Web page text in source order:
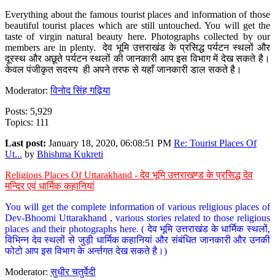
Everything about the famous tourist places and information of those
beautiful tourist places which are still untouched. You will get the
taste of virgin natural beauty here. Photographs collected by our
members are in plenty. देव भूमि उत्तराखंड के प्रसिद्ध पर्यटन स्थलों और
दूरस्थ और अछूते पर्यटन स्थलों की जानकारी आप इस विभाग में देख सकते है।
केवल पंजीकृत सदस्य ही अपने तरफ से यहाँ जानकारी डाल सकते है।
Moderator:विनोद सिंह गढ़िया
Posts: 5,929
Topics: 111
Last post: January 18, 2020, 06:08:51 PM Re: Tourist Places Of
Ut... by Bhishma Kukreti
Religious Places Of Uttarakhand - देव भूमि उत्तराखण्ड के प्रसिद्ध देव
मन्दिर एवं धार्मिक कहानियां
You will get the complete information of various religious places of
Dev-Bhoomi Uttarakhand , various stories related to those religious
places and their photographs here. ( देव भूमि उत्तराखंड के धार्मिक स्थलों,
विभिन्न देव स्थलों से जुड़ी धार्मिक कहानियां और संबंधित जानकारी और उनकी
फोटो आप इस विभाग के अर्न्तगत देख सकते है।)
Moderator:सुधीर चतुर्वेदी